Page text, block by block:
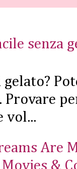
senza
gelato?
Provare
vol...
Are